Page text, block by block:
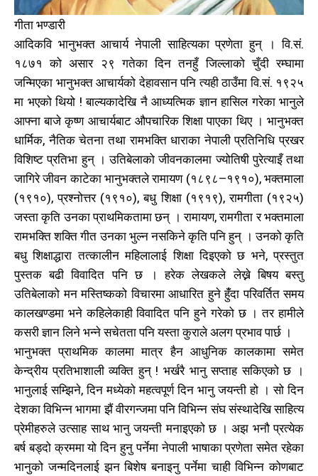
गीता भण्डारी
आदिकवि भानुभक्त आचार्य नेपाली साहित्यका प्रणेता हुन् । वि.सं.
१८७१ को असार २९ गतेका दिन तनहुँ जिल्लाको चुँदी रम्घामा
जन्मिएका भानुभक्त आचार्यको देहावसान पनि त्यही ठाउँमा वि.सं. १९२५
मा भएको थियो ! बाल्यकादेखि नै आध्यत्मिक ज्ञान हासिल गरेका भानुले
आफ्ना बाजे कृष्ण आचार्यबाट औपचारिक शिक्षा पाएका थिए । भानुभक्त
धार्मिक, नैतिक चेतना तथा रामभक्ति धाराका नेपाली प्रतिनिधि प्रखर
विशिष्ट प्रतिभा हुन् । उतिबेलाको जीवनकालमा ज्योतिषी पुरेत्याइँ तथा
जागिरे जीवन काटेका भानुभक्तले रामायण (१८९८–१९१०), भक्तमाला
(१९१०), प्रश्नोत्तर (१९१०), बधु शिक्षा (१९१९), रामगीता (१९२५)
जस्ता कृति उनका प्राथमिकतामा छन् । रामायण, रामगीता र भक्तमाला
रामभक्ति शक्ति गीत उनका भुल्न नसकिने कृति पनि हुन् । उनको कृति
बधु शिक्षाद्धारा तत्कालीन महिलालाई शिक्षा दिइएको छ भने, प्रस्तुत
पुस्तक बढी विवादित पनि छ । हरेक लेखकले लेख्ने बिषय बस्तु
उतिबेलाको मन मस्तिष्कको विचारमा आधारित हुने हुँंदा परिवर्तित समय
कालखण्डमा भने कहिलेकाही विवादित पनि हुने गरेको छ । तर हामीले
कसरी ज्ञान लिने भन्ने सचेतता पनि यस्ता कुराले अलग प्रभाव पार्छ ।
भानुभक्त प्राथमिक कालमा मात्र हैन आधुनिक कालकामा समेत
केन्द्रीय प्रतिभाशाली व्यक्ति हुन् ! भर्खरै भानु सप्ताह सकिएको छ ।
भानुलाई सम्झिने, दिन मध्येको महत्वपूर्ण दिन भानु जयन्ती हो । सो दिन
देशका विभिन्न भागमा झैं वीरगन्जमा पनि विभिन्न संघ संस्थादेखि साहित्य
प्रेमीहरुले उत्साह साथ भानु जयन्ती मनाइएको छ । अझ भनौ प्रत्येक
बर्ष बड्दो क्रममा यो दिन हुनु पर्नेमा नेपाली भाषाका प्रणेता समेत रहेका
भानुको जन्मदिनलाई झन बिशेष बनाइनु पर्नेमा चाही विभिन्न कोणबाट